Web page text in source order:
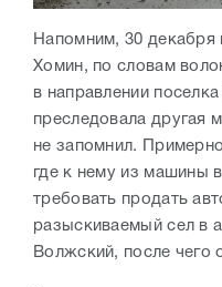
Напомним, 30
Хомин, по словам
в направлении
преследовала другая
не запомнил.
где к нему из машины
требовать продать
разыскиваемый сел в
Волжский, после чего